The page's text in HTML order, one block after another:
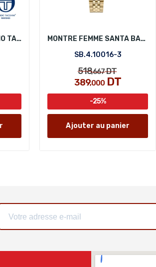
MONTRE HOMME SERGIO TACCHINI ST.1.10106-5
MONTRE FEMME SANTA BARBARA POLO SB.4.10016-3
SB.4.10016-3
518,667DT
389,000 DT
-25%
Ajouter au panier